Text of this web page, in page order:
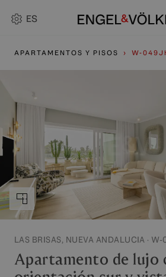
ES
APARTAMENTOS Y PISOS W-
LAS BRISAS, NUEVA ANDALUCIA ·
Apartamento de lujo